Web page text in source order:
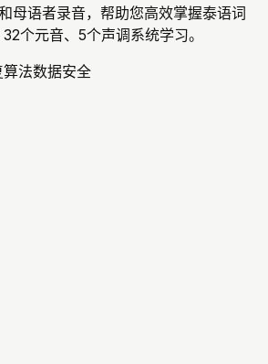
母语者录音，帮助您高效掌握泰语词
个元音、5个声调系统学习。
法数据安全